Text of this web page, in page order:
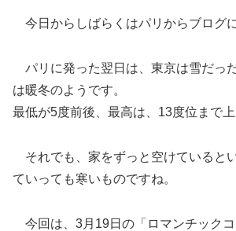
今日からしばらくはパリからブログ
パリに発った翌日は、東京は雪だっ
は暖冬のようです。
最低が5度前後、最高は、13度位まで上
それでも、家をずっと空けていると
ていっても寒いものですね。
今回は、3月19日の「ロマンチック